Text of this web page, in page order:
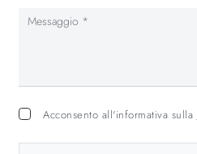
Acconsento all'informativa sulla